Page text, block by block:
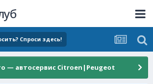
Спроси здесь!
— автосервис Citroen|Peugeot